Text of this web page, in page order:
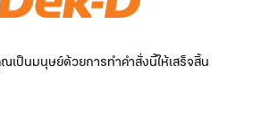
เป็นมนุษย์ด้วยการทำคำสั่งนี้ให้เสร็จสิ้น